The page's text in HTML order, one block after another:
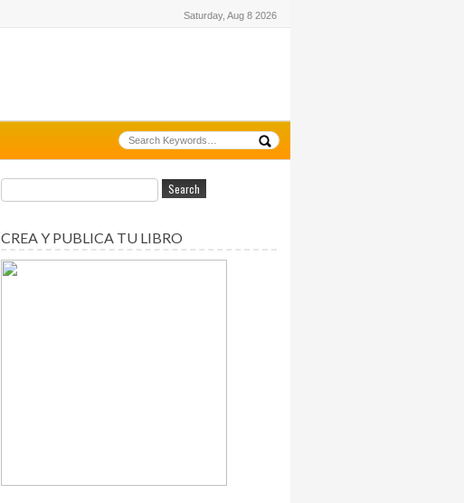
Saturday, Aug 8 2026
CREA Y PUBLICA TU LIBRO